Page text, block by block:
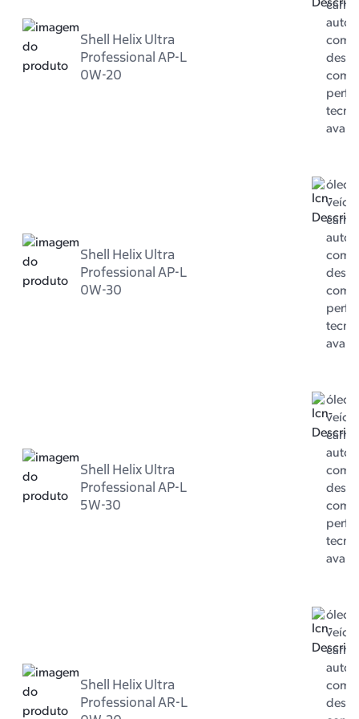
Shell Helix Ultra
Professional AP-L
0W-20
carro
com
com
Shell Helix Ultra
Professional AP-L
0W-30
óleo
carro
com
com
Shell Helix Ultra
Professional AP-L
5W-30
óleo
carro
com
com
Shell Helix Ultra
Professional AR-L
óleo
carro
com